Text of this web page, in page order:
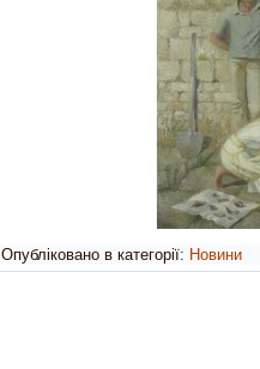
Опубліковано в категорії: Новини